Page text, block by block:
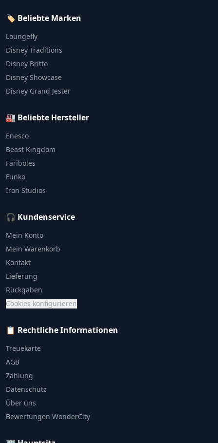
🏷️ Beliebte Marken
Loungefly
Disney Traditions
Disney Britto
Disney Showcase
Disney Grand Jester
🏭 Beliebte Hersteller
Enesco
Beast Kingdom
Fariboles
Funko
Iron Studios
🎧 Kundenservice
Mein Konto
Mein Warenkorb
Kontakt
Lieferung
Rückgaben
Cookies konfigurieren
📋 Rechtliche Informationen
Treuekarte
AGB
Zahlung
Datenschutz
Über uns
Bewertungen WonderCity